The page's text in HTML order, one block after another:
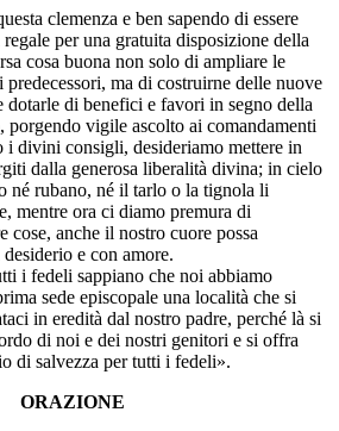
clemenza e ben sapendo di essere
per una gratuita disposizione della
cosa buona non solo di ampliare le
predecessori, ma di costruirne delle nuove
di benefici e favori in segno della
porgendo vigile ascolto ai comandamenti
i divini consigli, desideriamo mettere in
dalla generosa liberalità divina; in cielo
né rubano, né il tarlo o la tignola li
mentre ora ci diamo premura di
cose, anche il nostro cuore possa
e con amore.
i fedeli sappiano che noi abbiamo
sede episcopale una località che si
in eredità dal nostro padre, perché là si
di noi e dei nostri genitori e si offra
di salvezza per tutti i fedeli».
ORAZIONE